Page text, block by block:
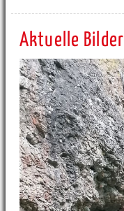
Aktuelle Bilder